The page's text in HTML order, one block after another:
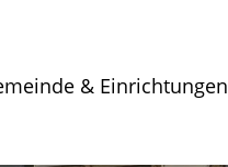
& Einrichtungen